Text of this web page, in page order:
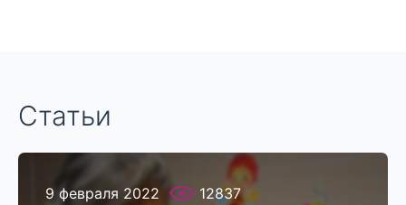
Статьи
9 февраля 2022
12837